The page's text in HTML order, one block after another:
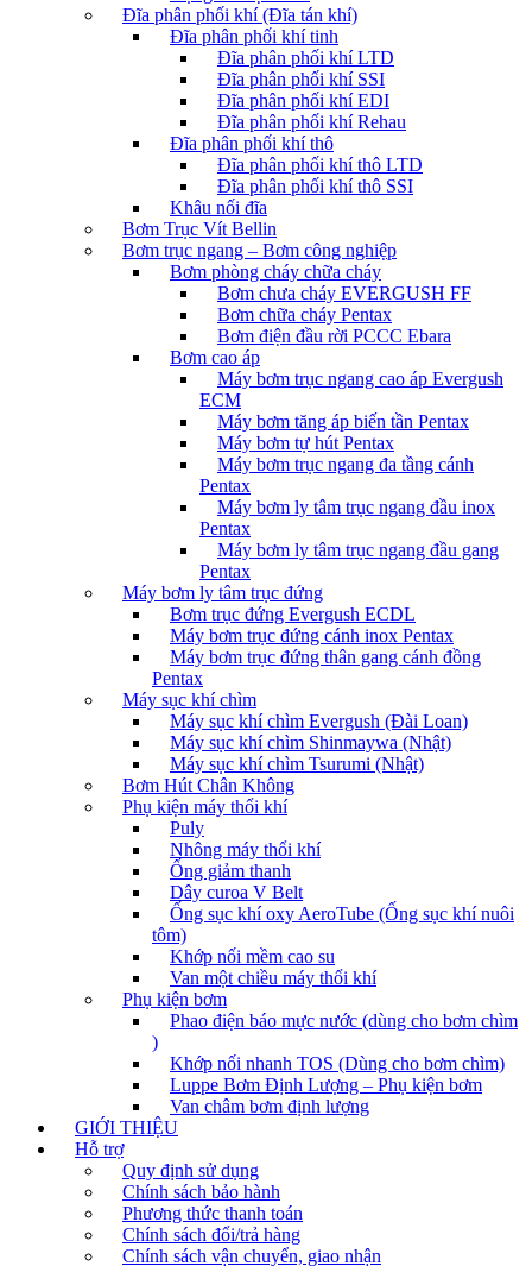
Đĩa phân phối khí (Đĩa tán khí)
Đĩa phân phối khí tinh
Đĩa phân phối khí LTD
Đĩa phân phối khí SSI
Đĩa phân phối khí EDI
Đĩa phân phối khí Rehau
Đĩa phân phối khí thô
Đĩa phân phối khí thô LTD
Đĩa phân phối khí thô SSI
Khâu nối đĩa
Bơm Trục Vít Bellin
Bơm trục ngang – Bơm công nghiệp
Bơm phòng cháy chữa cháy
Bơm chưa cháy EVERGUSH FF
Bơm chữa cháy Pentax
Bơm điện đầu rời PCCC Ebara
Bơm cao áp
Máy bơm trục ngang cao áp Evergush
ECM
Máy bơm tăng áp biến tần Pentax
Máy bơm tự hút Pentax
Máy bơm trục ngang đa tầng cánh
Pentax
Máy bơm ly tâm trục ngang đầu inox
Pentax
Máy bơm ly tâm trục ngang đầu gang
Pentax
Máy bơm ly tâm trục đứng
Bơm trục đứng Evergush ECDL
Máy bơm trục đứng cánh inox Pentax
Máy bơm trục đứng thân gang cánh đồng
Pentax
Máy sục khí chìm
Máy sục khí chìm Evergush (Đài Loan)
Máy sục khí chìm Shinmaywa (Nhật)
Máy sục khí chìm Tsurumi (Nhật)
Bơm Hút Chân Không
Phụ kiện máy thổi khí
Puly
Nhông máy thổi khí
Ống giảm thanh
Dây curoa V Belt
Ống sục khí oxy AeroTube (Ống sục khí nuôi
tôm)
Khớp nối mềm cao su
Van một chiều máy thổi khí
Phụ kiện bơm
Phao điện báo mực nước (dùng cho bơm chìm
)
Khớp nối nhanh TOS (Dùng cho bơm chìm)
Luppe Bơm Định Lượng – Phụ kiện bơm
Van châm bơm định lượng
GIỚI THIỆU
Hỗ trợ
Quy định sử dụng
Chính sách bảo hành
Phương thức thanh toán
Chính sách đổi/trả hàng
Chính sách vận chuyển, giao nhận